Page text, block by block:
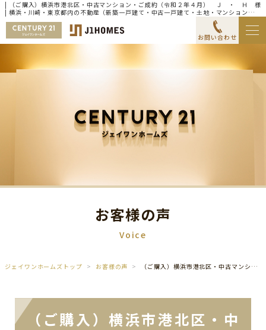
| （ご購入）横浜市港北区・中古マンション・ご成約（令和２年４月） Ｊ ・ Ｈ 様
| 横浜・川崎・東京都内の不動産（新築一戸建て・中古一戸建て・土地・マンション）な
らセンチュリー21ジェイワンホームズ
お問い合わせ
お客様の声
Voice
ジェイワンホームズトップ お客様の声 （ご購入）横浜市港北区・中古マンション・ご成約（令和２年４月） Ｊ ・ Ｈ 様
（ご購入）横浜市港北区・中